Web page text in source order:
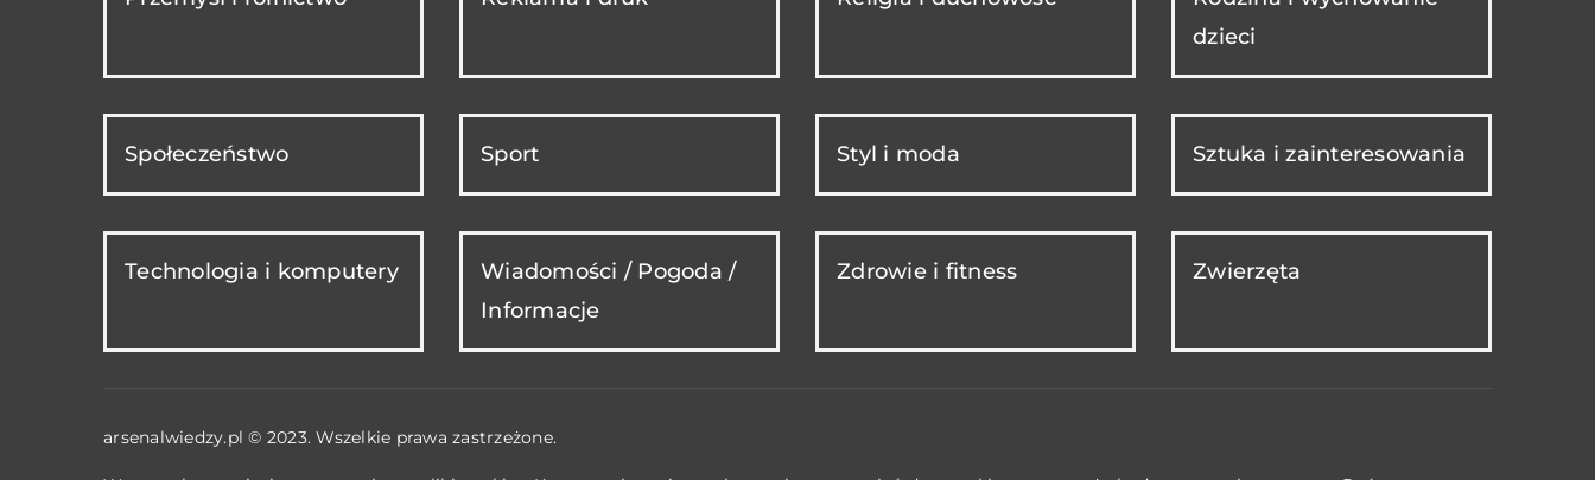
dzieci
Społeczeństwo Sport Styl i moda Sztuka i zainteresowania
Technologia i komputery
Wiadomości / Pogoda /
Informacje
Zdrowie i fitness Zwierzęta
arsenalwiedzy.pl © 2023. Wszelkie prawa zastrzeżone.